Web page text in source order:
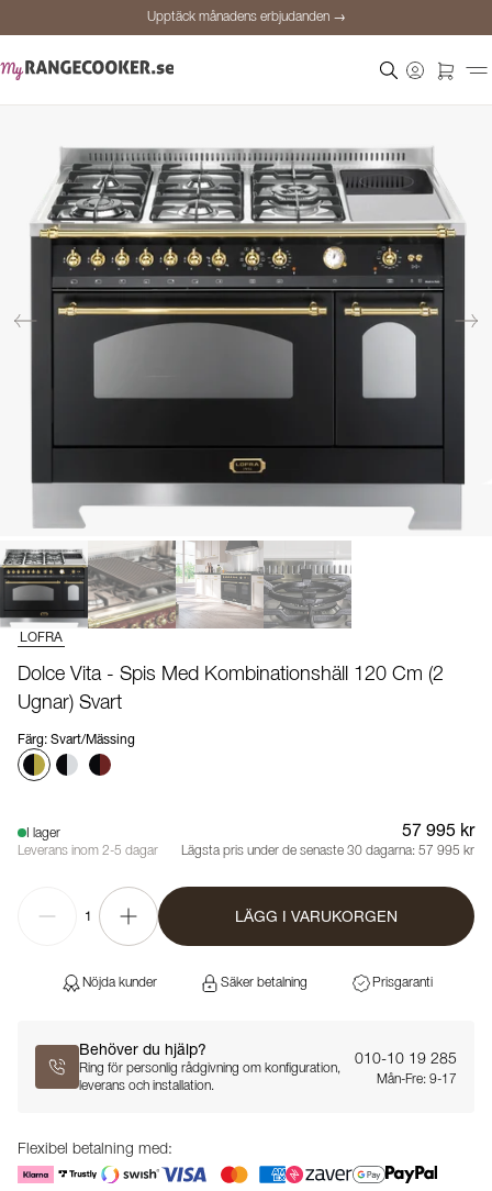
Upptäck månadens erbjudanden →
Personlig rådgivning
Upptäck månadens erbjudanden →
LOFRA
Dolce Vita - Spis Med Kombinationshäll 120 Cm (2
Ugnar) Svart
Färg: Svart/Mässing
I lager
Leverans inom 2-5 dagar
57 995 kr
Lägsta pris under de senaste 30 dagarna: 57 995 kr
1 LÄGG I VARUKORGEN
Nöjda kunder Säker betalning Prisgaranti
Behöver du hjälp?
Ring för personlig rådgivning om konfiguration,
leverans och installation.
010-10 19 285
Mån-Fre: 9-17
Flexibel betalning med: